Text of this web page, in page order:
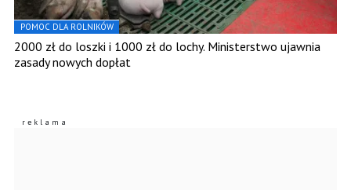
POMOC DLA ROLNIKÓW
2000 zł do loszki i 1000 zł do lochy. Ministerstwo ujawnia
zasady nowych dopłat